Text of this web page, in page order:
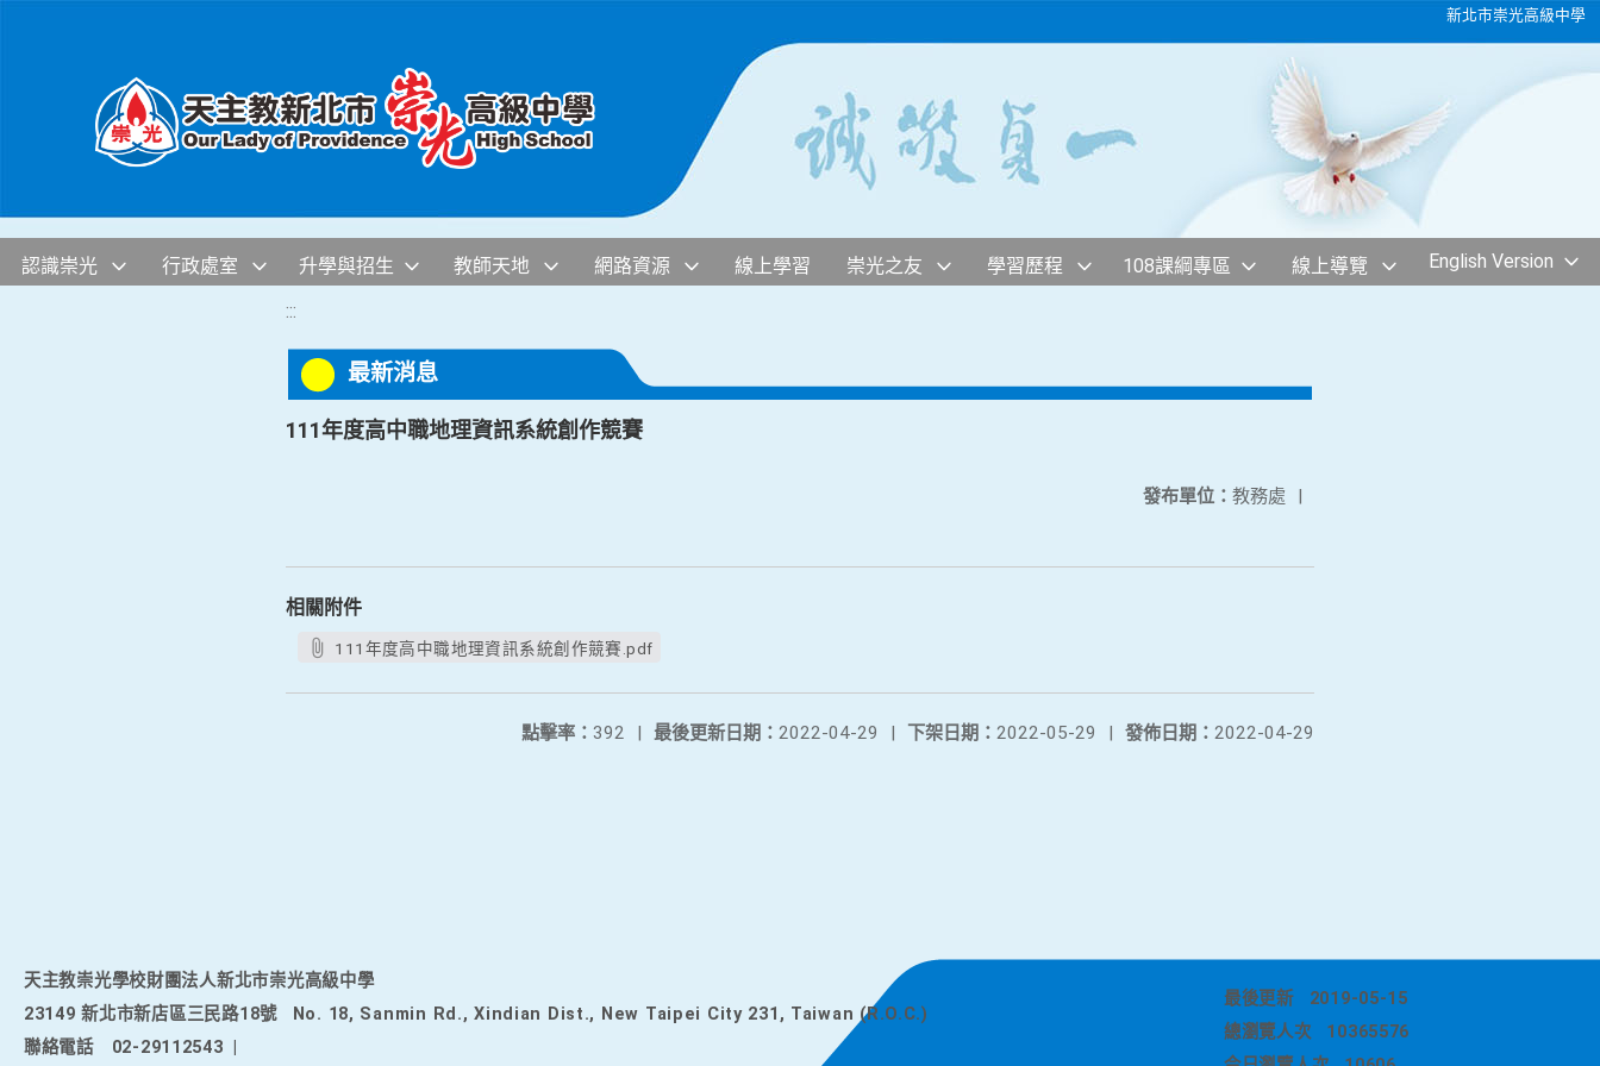
新北市崇光高級中學
認識崇光 行政處室 升學與招生 教師天地 網路資源 線上學習 崇光之友 學習歷程 108課綱專區 線上導覽 English Version
:::
最新消息
111年度高中職地理資訊系統創作競賽
發布單位： 教務處 |
相關附件
111年度高中職地理資訊系統創作競賽.pdf
發佈日期： 2022-04-29
下架日期： 2022-05-29 |
最後更新日期： 2022-04-29 |
點擊率： 392 |
天主教崇光學校財團法人新北市崇光高級中學
23149 新北市新店區三民路18號
No. 18, Sanmin Rd., Xindian Dist., New Taipei City 231, Taiwan (R.O.C.)
聯絡電話
02-29112543
最後更新
2019-05-15
總瀏覽人次
10365576